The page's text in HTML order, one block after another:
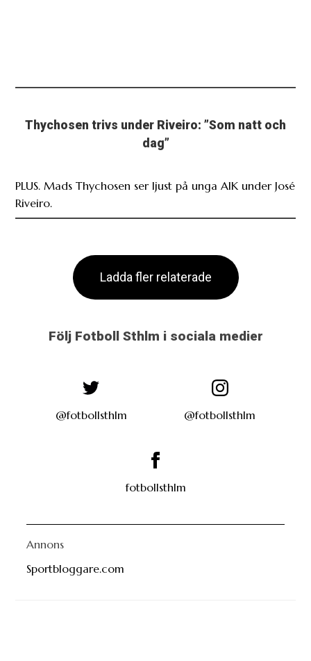
Thychosen trivs under Riveiro: ”Som natt och
dag”
PLUS. Mads Thychosen ser ljust på unga AIK under José
Riveiro.
Ladda fler relaterade
Följ Fotboll Sthlm i sociala medier
@fotbollsthlm @fotbollsthlm
fotbollsthlm
Annons
Sportbloggare.com